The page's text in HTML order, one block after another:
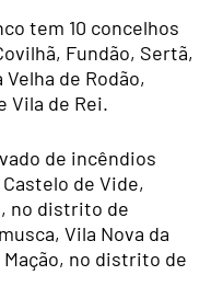
tem 10 concelhos
Fundão, Sertã,
de Rodão,
Vila de Rei.
de incêndios
de Vide,
no distrito de
Vila Nova da
Mação, no distrito de